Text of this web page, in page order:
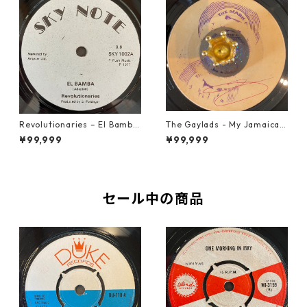
Revolutionaries – El Bamba
【7-21855】
¥99,999
The Gaylads - My Jamaican
Girl【7-22009】
¥99,999
セール中の商品